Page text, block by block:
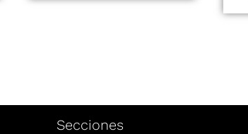
Secciones